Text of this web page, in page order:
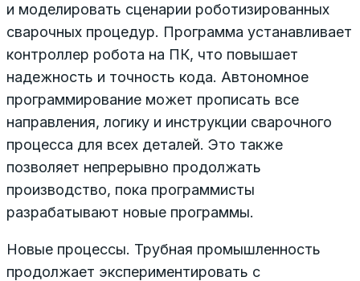
и моделировать сценарии роботизированных
сварочных процедур. Программа устанавливает
контроллер робота на ПК, что повышает
надежность и точность кода. Автономное
программирование может прописать все
направления, логику и инструкции сварочного
процесса для всех деталей. Это также
позволяет непрерывно продолжать
производство, пока программисты
разрабатывают новые программы.
Новые процессы. Трубная промышленность
продолжает экспериментировать с